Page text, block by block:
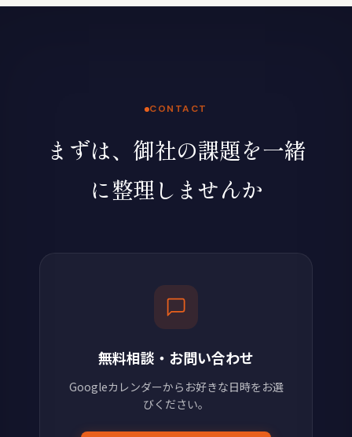
CONTACT
まずは、御社の課題を一緒
に整理しませんか
無料相談・お問い合わせ
Googleカレンダーからお好きな日時をお選
びください。